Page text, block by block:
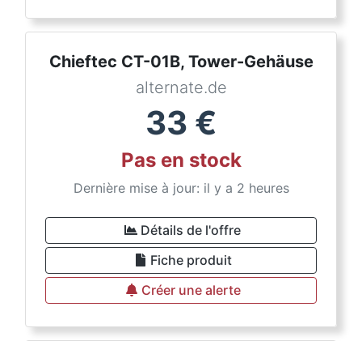
Chieftec CT-01B, Tower-Gehäuse
alternate.de
33 €
Pas en stock
Dernière mise à jour: il y a 2 heures
Détails de l'offre
Fiche produit
Créer une alerte